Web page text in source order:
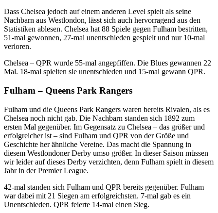
Dass Chelsea jedoch auf einem anderen Level spielt als seine
Nachbarn aus Westlondon, lässt sich auch hervorragend aus den
Statistiken ablesen. Chelsea hat 88 Spiele gegen Fulham bestritten,
51-mal gewonnen, 27-mal unentschieden gespielt und nur 10-mal
verloren.
Chelsea – QPR wurde 55-mal angepfiffen. Die Blues gewannen 22
Mal. 18-mal spielten sie unentschieden und 15-mal gewann QPR.
Fulham – Queens Park Rangers
Fulham und die Queens Park Rangers waren bereits Rivalen, als es
Chelsea noch nicht gab. Die Nachbarn standen sich 1892 zum
ersten Mal gegenüber. Im Gegensatz zu Chelsea – das größer und
erfolgreicher ist – sind Fulham und QPR von der Größe und
Geschichte her ähnliche Vereine. Das macht die Spannung in
diesem Westlondoner Derby umso größer. In dieser Saison müssen
wir leider auf dieses Derby verzichten, denn Fulham spielt in diesem
Jahr in der Premier League.
42-mal standen sich Fulham und QPR bereits gegenüber. Fulham
war dabei mit 21 Siegen am erfolgreichsten. 7-mal gab es ein
Unentschieden. QPR feierte 14-mal einen Sieg.